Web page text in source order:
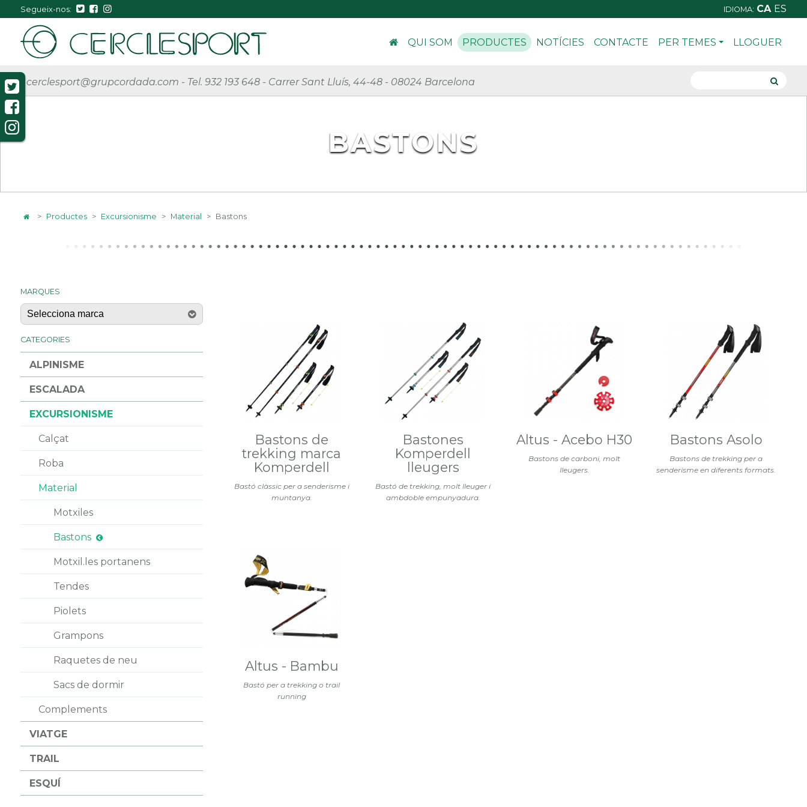
Segueix-nos: IDIOMA: CA ES
QUI SOM PRODUCTES NOTÍCIES CONTACTE PER TEMES LLOGUER
cerclesport@grupcordada.com - Tel. 932 193 648 - Carrer Sant Lluís, 44-48 - 08024 Barcelona
BASTONS
> Productes > Excursionisme > Material > Bastons
MARQUES
CATEGORIES
ALPINISME
ESCALADA
EXCURSIONISME
Calçat
Roba
Material
Motxiles
Bastons
Motxil.les portanens
Tendes
Piolets
Grampons
Raquetes de neu
Sacs de dormir
Complements
VIATGE
TRAIL
ESQUÍ
Bastó clàssic per a senderisme i
muntanya.
Bastons de
trekking marca
Komperdell
Bastó de trekking, molt lleuger i
ambdoble empunyadura.
Bastones
Komperdell
lleugers
Bastons de carboni, molt
lleugers.
Altus - Acebo H30
Bastons de trekking per a
senderisme en diferents formats.
Bastons Asolo
Bastó per a trekking o trail
running
Altus - Bambu